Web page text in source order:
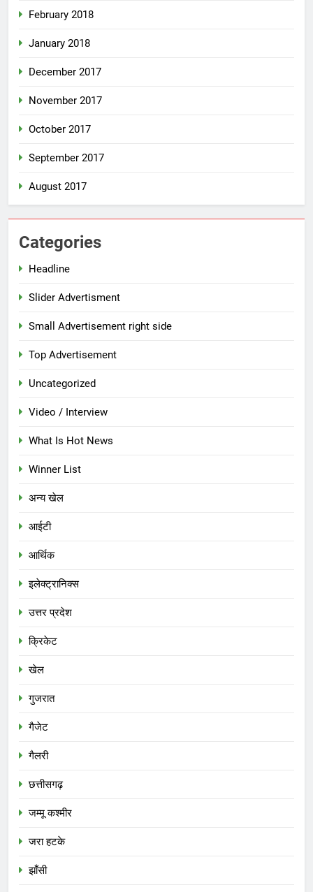
February 2018
January 2018
December 2017
November 2017
October 2017
September 2017
August 2017
Categories
Headline
Slider Advertisment
Small Advertisement right side
Top Advertisement
Uncategorized
Video / Interview
What Is Hot News
Winner List
अन्य खेल
आईटी
आर्थिक
इलेक्ट्रानिक्स
उत्तर प्रदेश
क्रिकेट
खेल
गुजरात
गैजेट
गैलरी
छत्तीसगढ़
जम्मू कश्मीर
जरा हटके
झाँसी